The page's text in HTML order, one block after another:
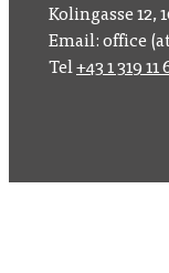
Kolingasse 12,
Email: office
Tel+43 1 319 11